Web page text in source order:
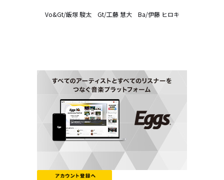
Vo&Gt/飯塚 駿太　Gt/工藤 慧大　Ba/伊藤 ヒロキ